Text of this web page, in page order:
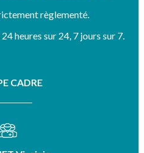
règlementé.
heures sur 24, 7 jours sur 7.
CADRE